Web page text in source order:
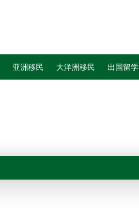
亚洲移民 大洋洲移民 出国留学